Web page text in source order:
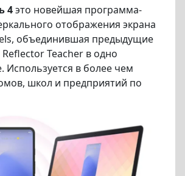
4это новейшая программа-
отображения экрана
объединившая предыдущие
Teacher в одно
Используется в более чем
школ и предприятий по